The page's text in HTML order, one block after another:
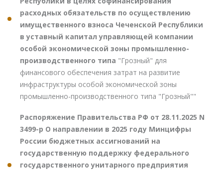
расходных обязательств по осуществлению
имущественного взноса Чеченской Республики
в уставный капитал управляющей компании
особой экономической зоны промышленно-
производственного типа "Грозный" для
финансового обеспечения затрат на развитие
инфраструктуры особой экономической зоны
промышленно-производственного типа "Грозный""
Распоряжение Правительства РФ от 28.11.2025 N
3499-р О направлении в 2025 году Минцифры
России бюджетных ассигнований на
государственную поддержку федерального
государственного унитарного предприятия